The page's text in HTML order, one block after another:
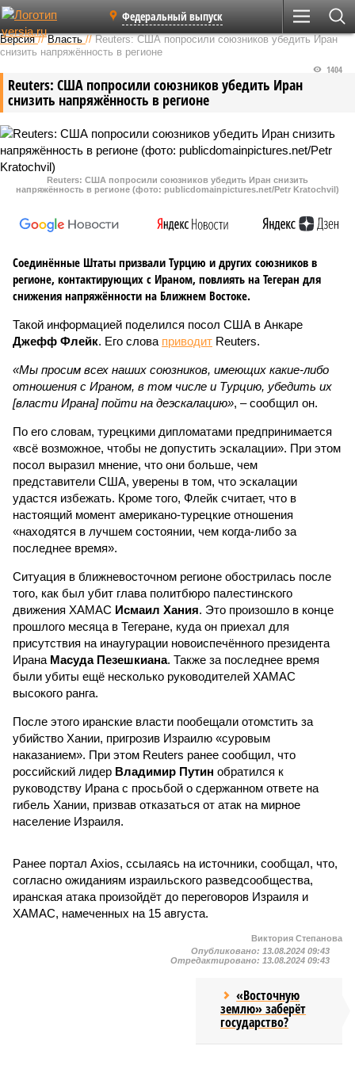
Федеральный выпуск
Версия //Власть //Reuters: США попросили союзников убедить Иран
снизить напряжённость в регионе
Reuters: США попросили союзников убедить Иран
снизить напряжённость в регионе
1404
Reuters: США попросили союзников убедить Иран снизить
напряжённость в регионе (фото: publicdomainpictures.net/Petr Kratochvil)
Соединённые Штаты призвали Турцию и других союзников в
регионе, контактирующих с Ираном, повлиять на Тегеран для
снижения напряжённости на Ближнем Востоке.
Такой информацией поделился посол США в Анкаре
Джефф Флейк. Его слова приводит Reuters.
«Мы просим всех наших союзников, имеющих какие-либо
отношения с Ираном, в том числе и Турцию, убедить их
[власти Ирана] пойти на деэскалацию», – сообщил он.
По его словам, турецкими дипломатами предпринимается
«всё возможное, чтобы не допустить эскалации». При этом
посол выразил мнение, что они больше, чем
представители США, уверены в том, что эскалации
удастся избежать. Кроме того, Флейк считает, что в
настоящий момент американо-турецкие отношения
«находятся в лучшем состоянии, чем когда-либо за
последнее время».
Ситуация в ближневосточном регионе обострилась после
того, как был убит глава политбюро палестинского
движения ХАМАС Исмаил Хания. Это произошло в конце
прошлого месяца в Тегеране, куда он приехал для
присутствия на инаугурации новоиспечённого президента
Ирана Масуда Пезешкиана. Также за последнее время
были убиты ещё несколько руководителей ХАМАС
высокого ранга.
После этого иранские власти пообещали отомстить за
убийство Хании, пригрозив Израилю «суровым
наказанием». При этом Reuters ранее сообщил, что
российский лидер Владимир Путин обратился к
руководству Ирана с просьбой о сдержанном ответе на
гибель Хании, призвав отказаться от атак на мирное
население Израиля.
Ранее портал Axios, ссылаясь на источники, сообщал, что,
согласно ожиданиям израильского разведсообщества,
иранская атака произойдёт до переговоров Израиля и
ХАМАС, намеченных на 15 августа.
Виктория Степанова
Опубликовано: 13.08.2024 09:43
Отредактировано: 13.08.2024 09:43
«Восточную
землю» заберёт
государство?